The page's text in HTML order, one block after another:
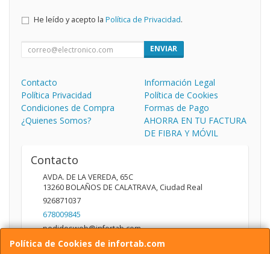
Política de Cookies de infortab.com
He leído y acepto la Política de Privacidad.
ENVIAR
Contacto
Información Legal
Política Privacidad
Política de Cookies
Condiciones de Compra
Formas de Pago
¿Quienes Somos?
AHORRA EN TU FACTURA
DE FIBRA Y MÓVIL
Contacto
AVDA. DE LA VEREDA, 65C
13260BOLAÑOS DE CALATRAVA, Ciudad Real
926871037
678009845
pedidosweb@infortab.com